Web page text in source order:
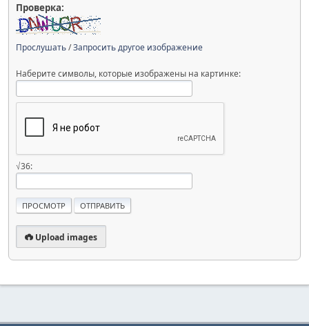
Проверка:
Прослушать/Запросить другое изображение
Наберите символы, которые изображены на картинке:
√36:
Upload images